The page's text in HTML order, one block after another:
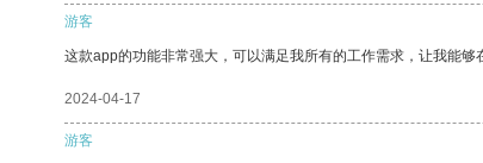
游客
这款app的功能非常强大，可以满足我所有的工作需求，让我能够
2024-04-17
游客